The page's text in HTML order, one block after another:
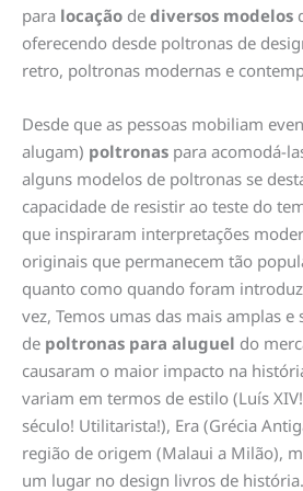
para locação de diversos modelos
oferecendo desde poltronas de
retro, poltronas modernas e
Desde que as pessoas mobiliam
alugam) poltronas para acomodá-
alguns modelos de poltronas se
capacidade de resistir ao teste do
que inspiraram interpretações
originais que permanecem tão
quanto como quando foram
vez, Temos umas das mais amplas e
de poltronas para aluguel do
causaram o maior impacto na
variam em termos de estilo (Luís
século! Utilitarista!), Era (Grécia
região de origem (Malaui a Milão),
um lugar no design livros de